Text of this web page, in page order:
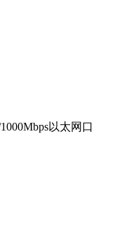
以太网口